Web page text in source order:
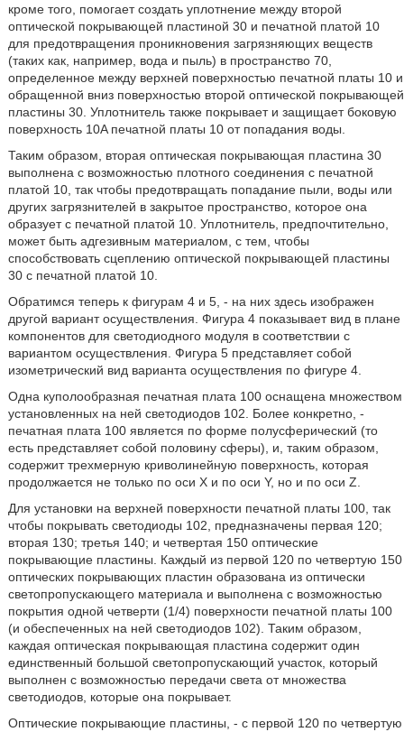
кроме того, помогает создать уплотнение между второй
оптической покрывающей пластиной 30 и печатной платой 10
для предотвращения проникновения загрязняющих веществ
(таких как, например, вода и пыль) в пространство 70,
определенное между верхней поверхностью печатной платы 10 и
обращенной вниз поверхностью второй оптической покрывающей
пластины 30. Уплотнитель также покрывает и защищает боковую
поверхность 10A печатной платы 10 от попадания воды.
Таким образом, вторая оптическая покрывающая пластина 30
выполнена с возможностью плотного соединения с печатной
платой 10, так чтобы предотвращать попадание пыли, воды или
других загрязнителей в закрытое пространство, которое она
образует с печатной платой 10. Уплотнитель, предпочтительно,
может быть адгезивным материалом, с тем, чтобы
способствовать сцеплению оптической покрывающей пластины
30 с печатной платой 10.
Обратимся теперь к фигурам 4 и 5, - на них здесь изображен
другой вариант осуществления. Фигура 4 показывает вид в плане
компонентов для светодиодного модуля в соответствии с
вариантом осуществления. Фигура 5 представляет собой
изометрический вид варианта осуществления по фигуре 4.
Одна куполообразная печатная плата 100 оснащена множеством
установленных на ней светодиодов 102. Более конкретно, -
печатная плата 100 является по форме полусферический (то
есть представляет собой половину сферы), и, таким образом,
содержит трехмерную криволинейную поверхность, которая
продолжается не только по оси X и по оси Y, но и по оси Z.
Для установки на верхней поверхности печатной платы 100, так
чтобы покрывать светодиоды 102, предназначены первая 120;
вторая 130; третья 140; и четвертая 150 оптические
покрывающие пластины. Каждый из первой 120 по четвертую 150
оптических покрывающих пластин образована из оптически
светопропускающего материала и выполнена с возможностью
покрытия одной четверти (1/4) поверхности печатной платы 100
(и обеспеченных на ней светодиодов 102). Таким образом,
каждая оптическая покрывающая пластина содержит один
единственный большой светопропускающий участок, который
выполнен с возможностью передачи света от множества
светодиодов, которые она покрывает.
Оптические покрывающие пластины, - с первой 120 по четвертую